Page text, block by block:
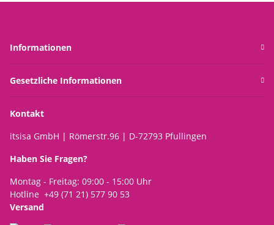
Informationen
Gesetzliche Informationen
Kontakt
itsisa GmbH | Römerstr.96 | D-72793 Pfullingen
Haben Sie Fragen?
Montag - Freitag: 09:00 - 15:00 Uhr
Hotline +49 (71 21) 577 90 53
Versand